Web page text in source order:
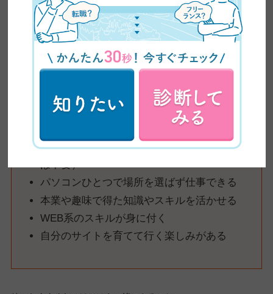
サクッと副業で稼ぎたい方にはおすすめしません。
ですが、今もアフィリエイトで稼いでいる人がいるのも事実。
一攫千金も狙えるので、取り組む価値はあると思いますよ。
アフィリエイトのメリット
未経験でも気軽に始められる（初期投資はほ
ぼ不要）
パソコンひとつで場所を選ばず仕事できる
本業や趣味で得た知識やスキルを活かせる
WEB系のスキルが身に付く
自分のサイトを育てて行く楽しみがある